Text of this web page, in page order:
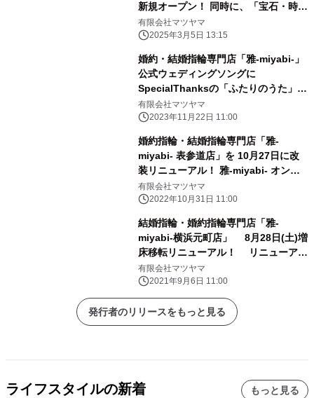
新規オープン！ 同時に、「宝石・時計
松山 洛北阪急スクエア店」 リニュー
アルオープン！
有限会社マツヤマ
2025年3月5日 13:15
婚約・結婚指輪専門店「雅-miyabi-」
公式ウェディングソングに
SpecialThanksの「ふたりのうた」が
決定
有限会社マツヤマ
2023年11月22日 11:00
婚約指輪・結婚指輪専門店「雅-
miyabi- 表参道店」を 10月27日に改
装リニューアル！ 雅-miyabi- オンラ
インショップも同時オープン
有限会社マツヤマ
2022年10月31日 11:00
結婚指輪・婚約指輪専門店「雅-
miyabi-横浜元町店」 8月28日(土)増
床移転リニューアル！ リニューアル
を記念した新作マリッジリングも近日
発表決定！
有限会社マツヤマ
2021年9月6日 11:00
発行者のリリースをもっと見る
ライフスタイルの新着 もっと見る